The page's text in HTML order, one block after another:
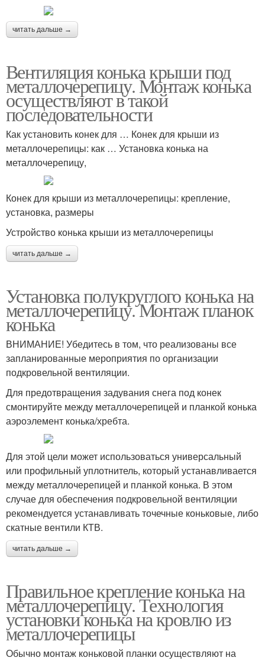
читать дальше →
Вентиляция конька крыши под
металлочерепицу. Монтаж конька
осуществляют в такой
последовательности
Как установить конек для … Конек для крыши из
металлочерепицы: как … Установка конька на
металлочерепицу,
Конек для крыши из металлочерепицы: крепление,
установка, размеры
Устройство конька крыши из металлочерепицы
читать дальше →
Установка полукруглого конька на
металлочерепицу. Монтаж планок
конька
ВНИМАНИЕ! Убедитесь в том, что реализованы все
запланированные мероприятия по организации
подкровельной вентиляции.
Для предотвращения задувания снега под конек
смонтируйте между металлочерепицей и планкой конька
аэроэлемент конька/хребта.
Для этой цели может использоваться универсальный
или профильный уплотнитель, который устанавливается
между металлочерепицей и планкой конька. В этом
случае для обеспечения подкровельной вентиляции
рекомендуется устанавливать точечные коньковые, либо
скатные вентили КТВ.
читать дальше →
Правильное крепление конька на
металлочерепицу. Технология
установки конька на кровлю из
металлочерепицы
Обычно монтаж коньковой планки осуществляют на